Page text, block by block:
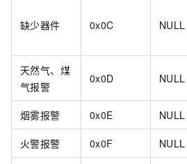
缺少器件 0x0C NULL
天然气、煤
气报警
0x0D NULL
烟雾报警 0x0E NULL
火警报警 0x0F NULL